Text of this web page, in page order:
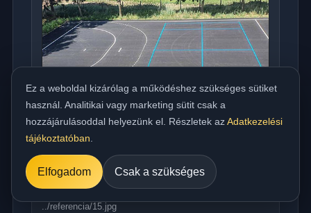
Országos meleg aszfaltozás udvarra,
beállóra, parkolóra és utakhoz
../referencia/15.jpg
Ez a weboldal kizárólag a működéshez szükséges sütiket
használ. Analitikai vagy marketing sütit csak a
hozzájárulásoddal helyezünk el. Részletek azAdatkezelési
tájékoztatóban
Elfogadom Csak a szükséges